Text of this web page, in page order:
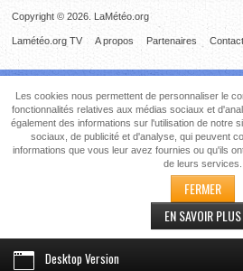
Copyright © 2026. LaMétéo.org
Contact
Partenaires
A propos
Lamétéo.org TV
Desktop Version
Les cookies nous permettent de personnaliser le
fonctionnalités relatives aux médias sociaux et
également des informations sur l'utilisation de notre
sociaux, de publicité et d'analyse, qui peuvent
informations que vous leur avez fournies ou qu'ils
de leurs services.
FERMER
EN SAVOIR PLUS